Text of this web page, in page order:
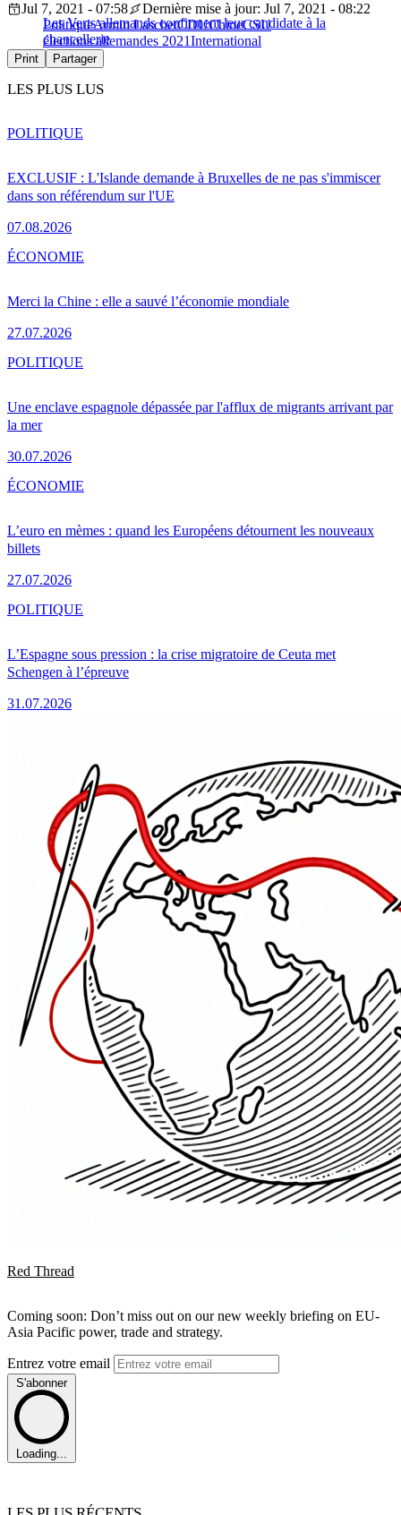
Les Verts allemands confirment leur candidate à la
chancellerie
Jul 7, 2021 - 07:58
Dernière mise à jour: Jul 7, 2021 - 08:22
PolitiqueArmin LaschetCDUChineCSU
élections allemandes 2021International
Print Partager
LES PLUS LUS
EXCLUSIF : L'Islande demande à Bruxelles de ne pas s'immiscer
dans son référendum sur l'UE
07.08.2026
POLITIQUE
Merci la Chine : elle a sauvé l’économie mondiale
27.07.2026
ÉCONOMIE
Une enclave espagnole dépassée par l'afflux de migrants arrivant par
la mer
30.07.2026
POLITIQUE
L’euro en mèmes : quand les Européens détournent les nouveaux
billets
27.07.2026
ÉCONOMIE
L’Espagne sous pression : la crise migratoire de Ceuta met
Schengen à l’épreuve
31.07.2026
POLITIQUE
Red Thread
Coming soon: Don’t miss out on our new weekly briefing on EU-
Asia Pacific power, trade and strategy.
Entrez votre email
S'abonner
Loading...